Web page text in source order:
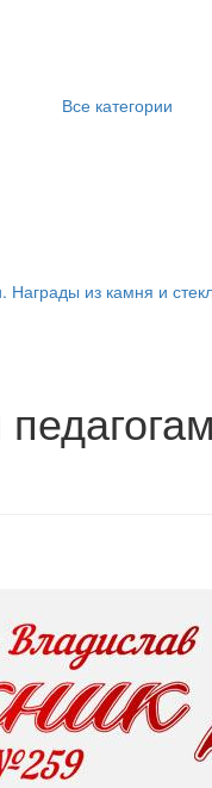
Все категории
Награды из камня и